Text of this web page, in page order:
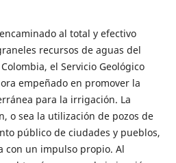
al total y efectivo
recursos de aguas del
el Servicio Geológico
empeñado en promover la
para la irrigación. La
o sea la utilización de pozos de
público de ciudades y pueblos,
con un impulso propio. Al